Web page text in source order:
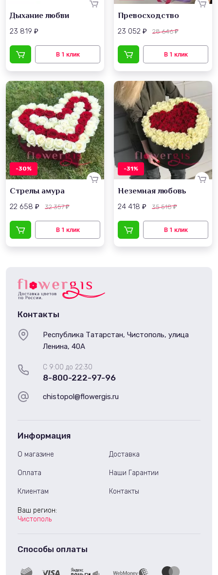
Дыхание любви
23 819 ₽
Превосходство
23 052 ₽ 28 646₽
-30%
Стрелы амура
22 658 ₽ 32 357₽
-31%
Неземная любовь
24 418 ₽ 35 518₽
Контакты
С 9:00 до 22:30
8-800-222-97-96
Республика Татарстан, Чистополь, улица
Ленина, 40А
chistopol@flowergis.ru
Информация
О магазине Доставка
Оплата Наши Гарантии
Клиентам Контакты
Ваш регион:
Чистополь
Способы оплаты